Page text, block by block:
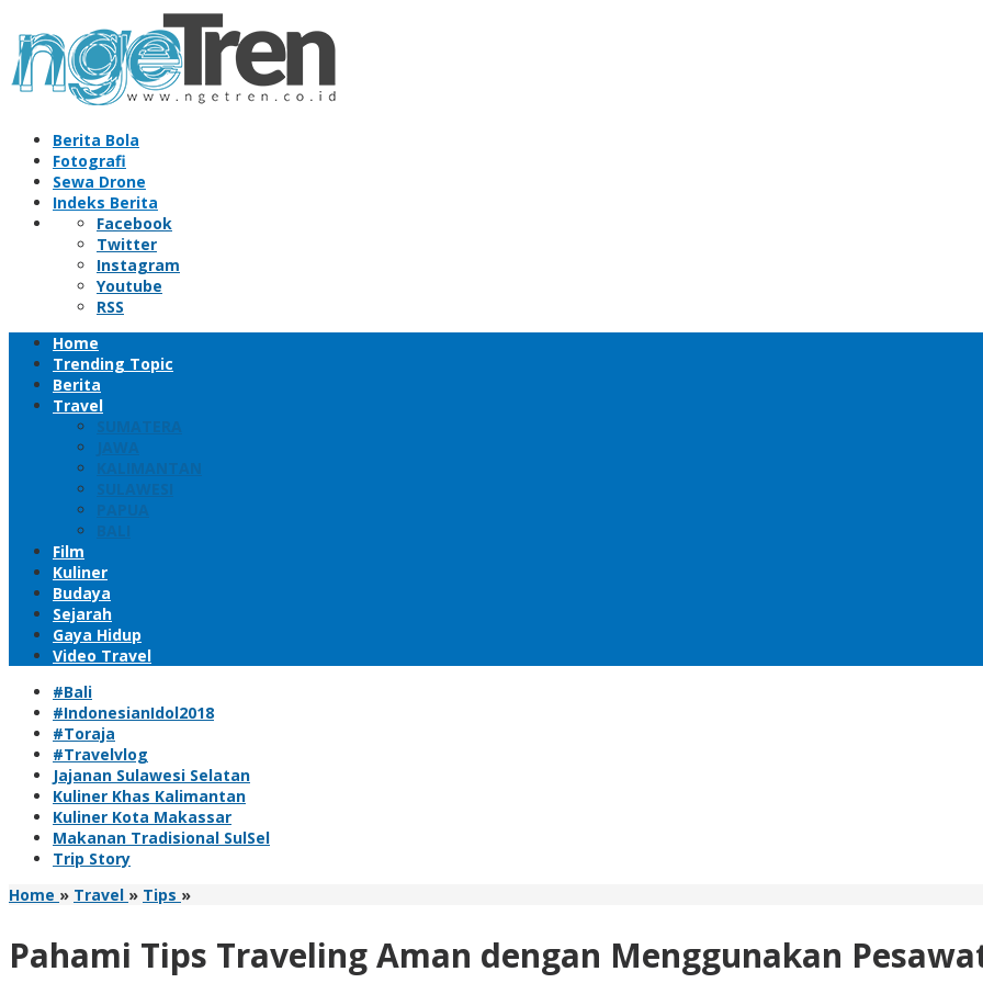
to
content
Berita Bola
Fotografi
Sewa Drone
Indeks Berita
Facebook
Twitter
Instagram
Youtube
RSS
Home
Trending Topic
Berita
Travel
SUMATERA
JAWA
KALIMANTAN
SULAWESI
PAPUA
BALI
Film
Kuliner
Budaya
Sejarah
Gaya Hidup
Video Travel
#Bali
#IndonesianIdol2018
#Toraja
#Travelvlog
Jajanan Sulawesi Selatan
Kuliner Khas Kalimantan
Kuliner Kota Makassar
Makanan Tradisional SulSel
Trip Story
Home » Travel » Tips »Pahami
Aman
Pahami Tips Traveling Aman dengan Menggunakan